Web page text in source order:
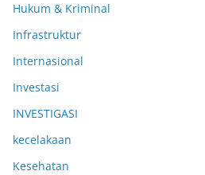
Hukum & Kriminal
Infrastruktur
Internasional
Investasi
INVESTIGASI
kecelakaan
Kesehatan